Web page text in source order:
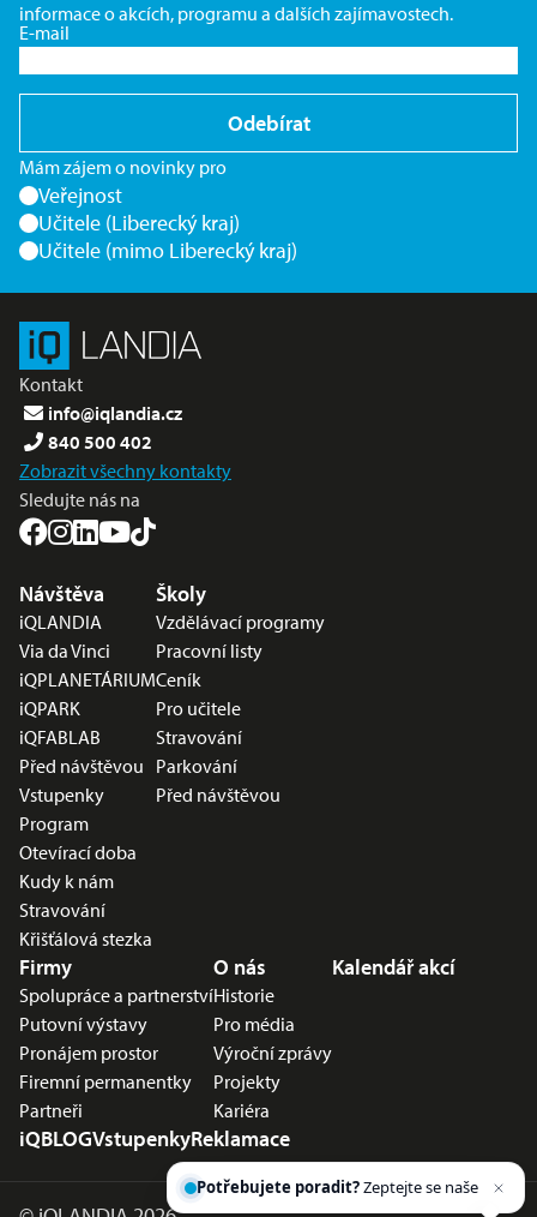
informace o akcích, programu a dalších zajímavostech.
E-mail
Odebírat
Mám zájem o novinky pro
Veřejnost
Učitele (Liberecký kraj)
Učitele (mimo Liberecký kraj)
Kontakt
info@iqlandia.cz
840 500 402
Zobrazit všechny kontakty
Sledujte nás na
Nabídka v zápatí
Návštěva
iQLANDIA
Via da Vinci
iQPLANETÁRIUM
iQPARK
iQFABLAB
Před návštěvou
Vstupenky
Program
Otevírací doba
Kudy k nám
Stravování
Křišťálová stezka
Školy
Vzdělávací programy
Pracovní listy
Ceník
Pro učitele
Stravování
Parkování
Před návštěvou
Firmy
Spolupráce a partnerství
Putovní výstavy
Pronájem prostor
Firemní permanentky
Partneři
O nás
Historie
Pro média
Výroční zprávy
Projekty
Kariéra
Kalendář akcí
iQBLOGVstupenkyReklamace
Potřebujete poradit?Zeptejte se našeho
asistentaCh